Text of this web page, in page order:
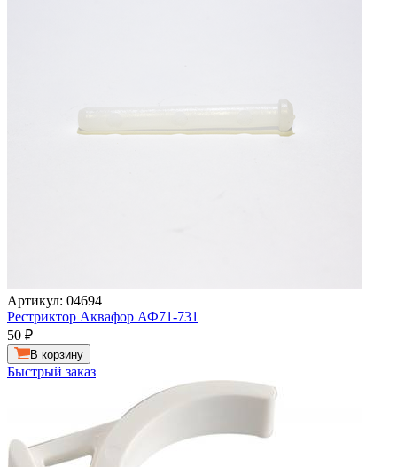
Артикул: 04694
Рестриктор Аквафор АФ71-731
50 ₽
В корзину
Быстрый заказ